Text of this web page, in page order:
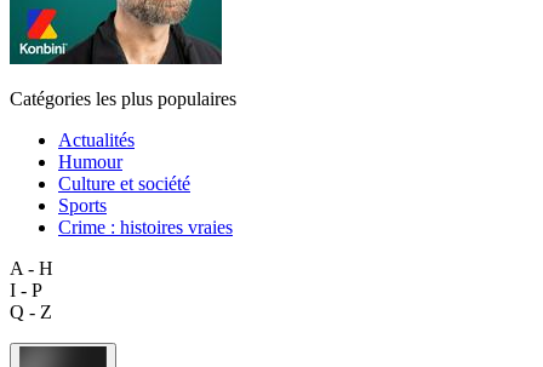
Catégories les plus populaires
Actualités
Humour
Culture et société
Sports
Crime : histoires vraies
A - H
I - P
Q - Z